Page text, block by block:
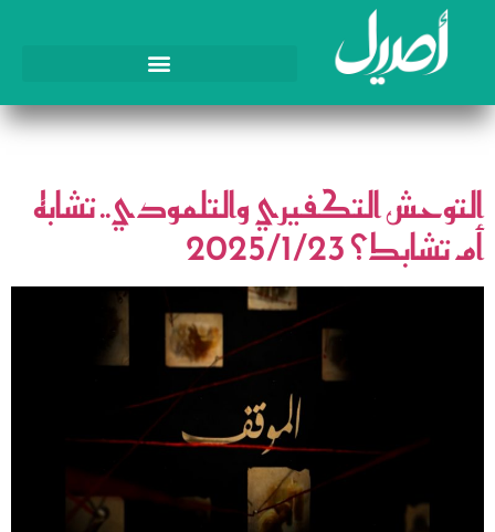
الوسم:التوراة
التوحش التكفيري والتلمودي.. تشابه
أم تشابك؟ 2025/1/23